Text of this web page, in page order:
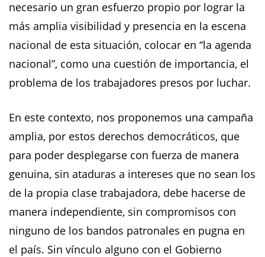
necesario un gran esfuerzo propio por lograr la
más amplia visibilidad y presencia en la escena
nacional de esta situación, colocar en “la agenda
nacional”, como una cuestión de importancia, el
problema de los trabajadores presos por luchar.
En este contexto, nos proponemos una campaña
amplia, por estos derechos democráticos, que
para poder desplegarse con fuerza de manera
genuina, sin ataduras a intereses que no sean los
de la propia clase trabajadora, debe hacerse de
manera independiente, sin compromisos con
ninguno de los bandos patronales en pugna en
el país. Sin vínculo alguno con el Gobierno